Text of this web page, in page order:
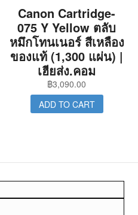
Canon Cartridge-
075 Y Yellow ตลับ
หมึกโทนเนอร์ สีเหลือง
ของแท้ (1,300 แผ่น) |
เฮียส่ง.คอม
฿3,090.00
ADD TO CART